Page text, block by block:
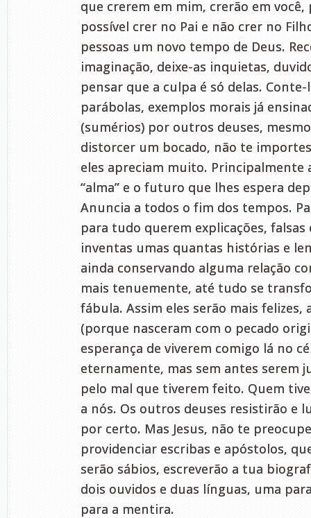
que crerem em mim, crerão em você,
possível crer no Pai e não crer no
pessoas um novo tempo de Deus.
imaginação, deixe-as inquietas,
pensar que a culpa é só delas.
parábolas, exemplos morais já
(sumérios) por outros deuses,
distorcer um bocado, não te
eles apreciam muito. Principalmente
“alma” e o futuro que lhes espera
Anuncia a todos o fim dos tempos.
para tudo querem explicações, falsas
inventas umas quantas histórias e
ainda conservando alguma relação
mais tenuemente, até tudo se
fábula. Assim eles serão mais felizes,
(porque nasceram com o pecado
esperança de viverem comigo lá no
eternamente, mas sem antes serem
pelo mal que tiverem feito. Quem
a nós. Os outros deuses resistirão e
por certo. Mas Jesus, não te
providenciar escribas e apóstolos,
serão sábios, escreverão a tua
dois ouvidos e duas línguas, uma
para a mentira.